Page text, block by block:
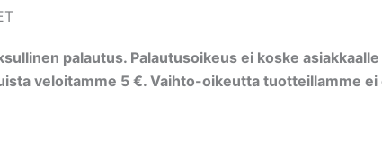
palautus. Palautusoikeus ei koske
veloitamme 5 €. Vaihto-oikeutta tuotteillamme ei